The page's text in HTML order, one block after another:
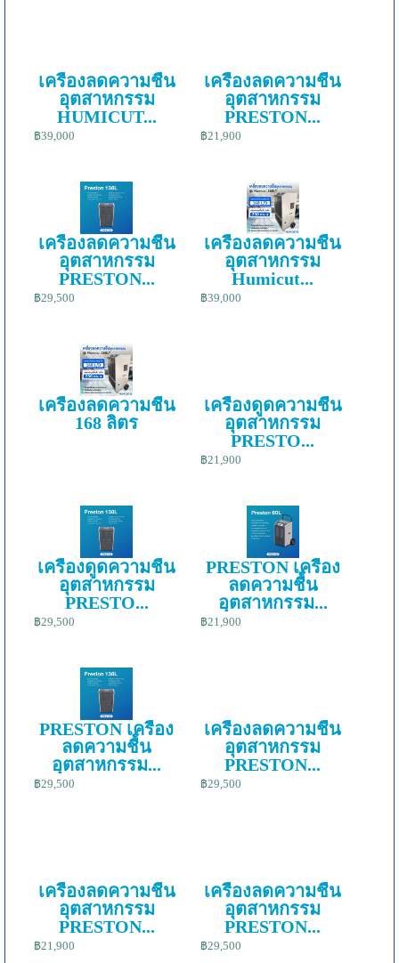
เครื่องลดความชื้น
อุตสาหกรรม
HUMICUT...
฿39,000
เครื่องลดความชื้น
อุตสาหกรรม
PRESTON...
฿21,900
เครื่องลดความชื้น
อุตสาหกรรม
PRESTON...
฿29,500
เครื่องลดความชื้น
อุตสาหกรรม
Humicut...
฿39,000
เครื่องลดความชื้น
168 ลิตร
เครื่องดูดความชื้น
อุตสาหกรรม
PRESTO...
฿21,900
เครื่องดูดความชื้น
อุตสาหกรรม
PRESTO...
฿29,500
PRESTON เครื่อง
ลดความชื้น
อุตสาหกรรม...
฿21,900
PRESTON เครื่อง
ลดความชื้น
อุตสาหกรรม...
฿29,500
เครื่องลดความชื้น
อุตสาหกรรม
PRESTON...
฿29,500
เครื่องลดความชื้น
อุตสาหกรรม
PRESTON...
฿21,900
เครื่องลดความชื้น
อุตสาหกรรม
PRESTON...
฿29,500